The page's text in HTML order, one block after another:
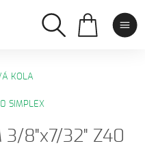
KOLA
SIMPLEX
3/8"x7/32" Z40